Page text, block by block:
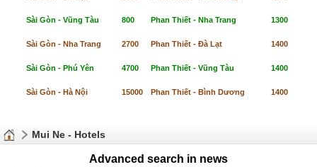
Sài Gòn - Vũng Tàu 800 Phan Thiết - Nha Trang 1300
Sài Gòn - Nha Trang 2700 Phan Thiết - Đà Lạt 1400
Sài Gòn - Phú Yên 4700 Phan Thiết - Vũng Tàu 1400
Sài Gòn - Hà Nội 15000 Phan Thiết - Bình Dương 1400
Mui Ne - Hotels
Advanced search in news